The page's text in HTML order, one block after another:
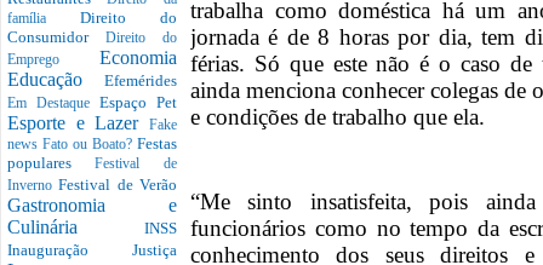
família Direito do
Consumidor Direito do
Emprego Economia
Educação Efemérides
Em Destaque Espaço Pet
Esporte e Lazer
Fake
news Fato ou Boato? Festas
popularesFestival de
InvernoFestival de Verão
Gastronomia e
Culinária INSS
Inauguração Justiça
trabalha como doméstica há um
jornada é de 8 horas por dia, tem
férias. Só que este não é o caso de
ainda menciona conhecer colegas
e condições de trabalho que ela.
“Me sinto insatisfeita, pois
funcionários como no tempo da
conhecimento dos seus direitos